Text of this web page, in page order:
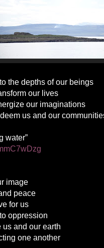
the depths of our beings
our lives
our imaginations
us and our
water”
image
peace
for us
oppression
and our earth
one another